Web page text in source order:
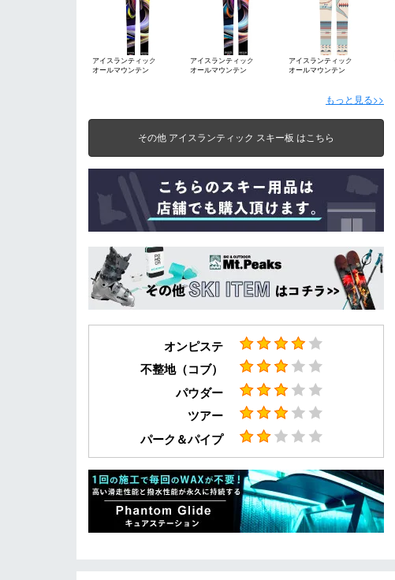
アイスランティック
（ICELANTIC）
オールマウンテン
アイスランティック
（ICELANTIC）
オールマウンテン
アイスランティック
（ICELANTIC）
オールマウンテン
もっと見る>>
その他 アイスランティック スキー板 はこちら
オンピステ
不整地（コブ）
パウダー
ツアー
パーク＆パイプ